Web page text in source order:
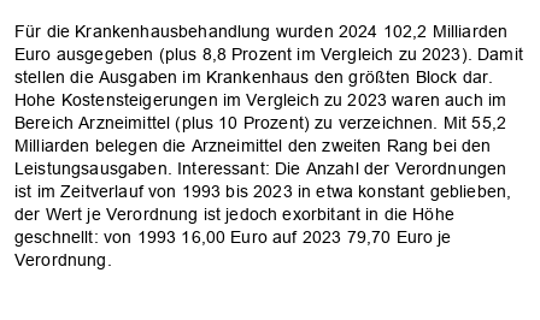
Für die Krankenhausbehandlung wurden 2024 102,2 Milliarden
Euro ausgegeben (plus 8,8 Prozent im Vergleich zu 2023). Damit
stellen die Ausgaben im Krankenhaus den größten Block dar.
Hohe Kostensteigerungen im Vergleich zu 2023 waren auch im
Bereich Arzneimittel (plus 10 Prozent) zu verzeichnen. Mit 55,2
Milliarden belegen die Arzneimittel den zweiten Rang bei den
Leistungsausgaben. Interessant: Die Anzahl der Verordnungen
ist im Zeitverlauf von 1993 bis 2023 in etwa konstant geblieben,
der Wert je Verordnung ist jedoch exorbitant in die Höhe
geschnellt: von 1993 16,00 Euro auf 2023 79,70 Euro je
Verordnung.